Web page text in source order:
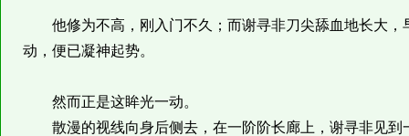
他修为不高，刚入门不久；而谢寻非刀尖舔血地长大，
动，便已凝神起势。
然而正是这眸光一动。
散漫的视线向身后侧去，在一阶阶长廊上，谢寻非见到